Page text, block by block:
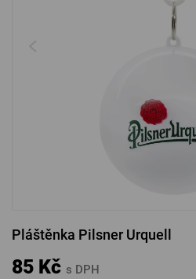
PŘIHLÁSIT
PŘIHLÁSIT PŘES
Pláštěnka Pilsner Urquell
85 Kč s DPH